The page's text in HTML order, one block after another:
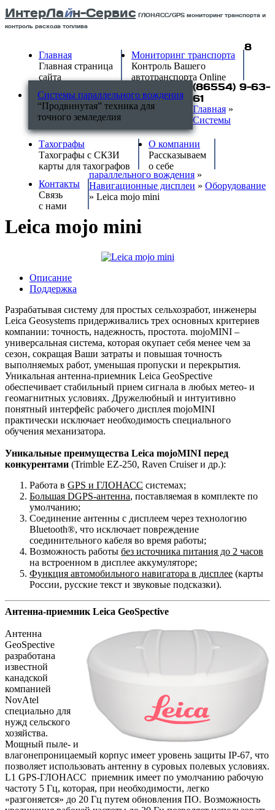
ИнтерЛайн-Сервис ГЛОНАСС/GPS мониторинг транспорта и
контроль расхода топлива
Главная
Главная страница
сайта
Мониторинг транспорта
Контроль Вашего
автотранспорта Online
Системы параллельного вождения
“Продвинутая” техника для
точного земледелия
Тахографы
Тахографы с СКЗИ
карты для тахографов
О компании
Рассказываем
о себе
Контакты
Связь
с нами
8
(86554) 9-63-
61
Главная »
Системы
параллельного вождения »
Навигационные дисплеи » Оборудование
» Leica mojo mini
Leica mojo mini
Описание
Поддержка
Разрабатывая систему для простых сельхозработ, инженеры
Leica Geosystems придерживались трех основных критериев
компании: точность, надежность, простота. mojoMINI –
универсальная система, которая окупает себя менее чем за
сезон, сокращая Ваши затраты и повышая точность
выполняемых работ, уменьшая пропуски и перекрытия.
Уникальная антенна-приемник Leica GeoSpective
обеспечивает стабильный прием сигнала в любых метео- и
геомагнитных условиях. Дружелюбный и интуитивно
понятный интерфейс рабочего дисплея mojoMINI
практически исключает необходимость специального
обучения механизатора.
Уникальные преимущества Leica mojoMINI перед
конкурентами (Trimble EZ-250, Raven Cruiser и др.):
Работа в GPS и ГЛОНАСС системах;
Большая DGPS-антенна, поставляемая в комплекте по
умолчанию;
Соединение антенны с дисплеем через технологию
Bluetooth®, что исключает повреждение
соединительного кабеля во время работы;
Возможность работы без источника питания до 2 часов
на встроенном в дисплее аккумуляторе;
Функция автомобильного навигатора в дисплее (карты
России, русские текст и звуковые подсказки).
Антенна-приемник Leica GeoSpective
Антенна
GeoSpective
разработана
известной
канадской
компанией
NovAtel
специально для
нужд сельского
хозяйства.
Мощный пыле- и
влагонепроницаемый корпус имеет уровень защиты IP-67, что
позволяет использовать антенну в суровых полевых условиях.
L1 GPS-ГЛОНАСС приемник имеет по умолчанию рабочую
частоту 5 Гц, которая, при необходимости, легко
«разгоняется» до 20 Гц путем обновления ПО. Возможность